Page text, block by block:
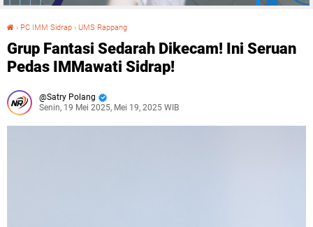
› PC IMM Sidrap › UMS Rappang
Grup Fantasi Sedarah Dikecam! Ini Seruan
Pedas IMMawati Sidrap!
Satry Polang
Senin, 19 Mei 2025, Mei 19, 2025 WIB